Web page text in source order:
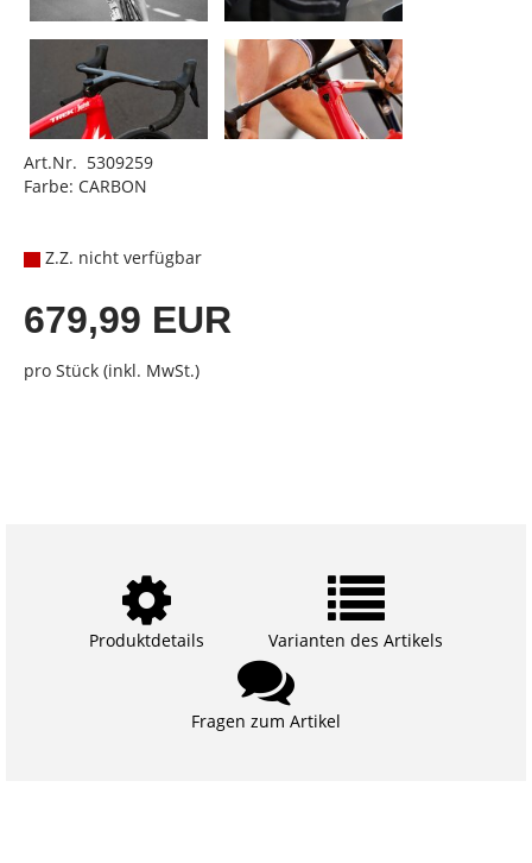
Art.Nr. 5309259
Farbe: CARBON
Z.Z. nicht verfügbar
679,99 EUR
pro Stück (inkl. MwSt.)
Produktdetails Varianten des Artikels
Fragen zum Artikel